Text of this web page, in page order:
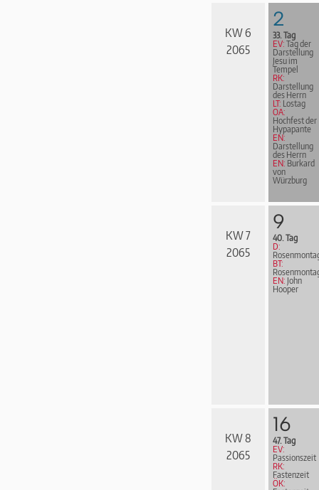
KW 6
2065
2
33. Tag
EV: Tag der
Darstellung
Jesu im
Tempel
RK:
Darstellung
des Herrn
LT: Lostag
OA:
Hochfest der
Hypapante
EN:
Darstellung
des Herrn
EN: Burkard
von
Würzburg
KW 7
2065
9
40. Tag
D:
BT:
EN: John
Hooper
KW 8
2065
16
47. Tag
EV:
Passionszeit
RK:
Fastenzeit
ÖK: